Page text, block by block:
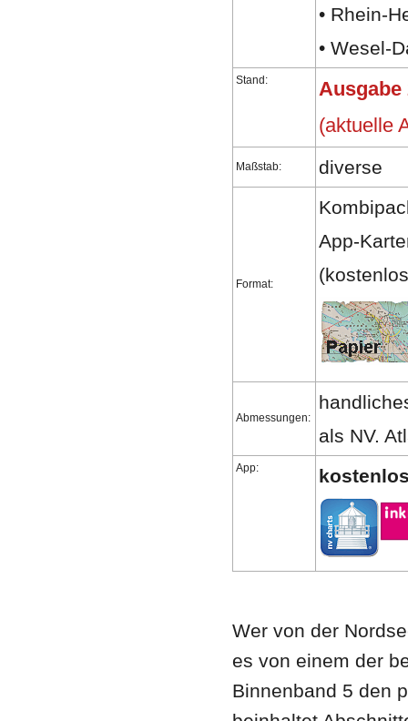
• Rhein-
• Wesel-
Stand:
Ausgabe
(aktuelle
Maßstab: diverse
Format:
App-
Abmessungen:
als NV.
App:
Wer von der
es von einem der
Binnenband 5 den